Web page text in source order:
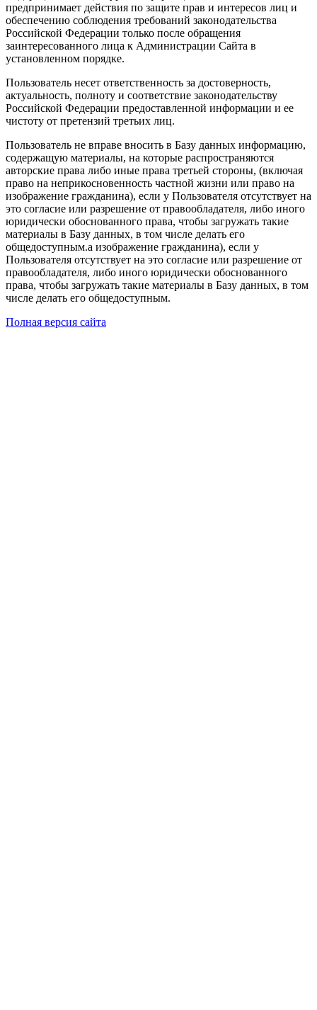
предпринимает действия по защите прав и интересов лиц и
обеспечению соблюдения требований законодательства
Российской Федерации только после обращения
заинтересованного лица к Администрации Сайта в
установленном порядке.
Пользователь несет ответственность за достоверность,
актуальность, полноту и соответствие законодательству
Российской Федерации предоставленной информации и ее
чистоту от претензий третьих лиц.
Пользователь не вправе вносить в Базу данных информацию,
содержащую материалы, на которые распространяются
авторские права либо иные права третьей стороны, (включая
право на неприкосновенность частной жизни или право на
изображение гражданина), если у Пользователя отсутствует на
это согласие или разрешение от правообладателя, либо иного
юридически обоснованного права, чтобы загружать такие
материалы в Базу данных, в том числе делать его
общедоступным.а изображение гражданина), если у
Пользователя отсутствует на это согласие или разрешение от
правообладателя, либо иного юридически обоснованного
права, чтобы загружать такие материалы в Базу данных, в том
числе делать его общедоступным.
Полная версия сайта